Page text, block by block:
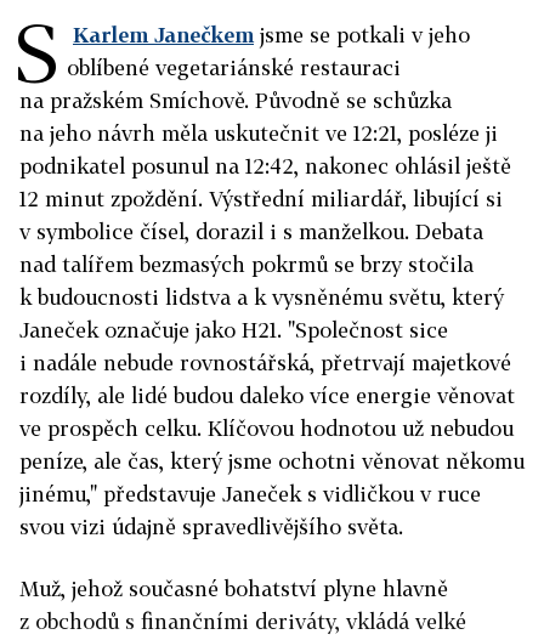
S Karlem Janečkem jsme se potkali v jeho
oblíbené vegetariánské restauraci
na pražském Smíchově. Původně se schůzka
na jeho návrh měla uskutečnit ve 12:21, posléze ji
podnikatel posunul na 12:42, nakonec ohlásil ještě
12 minut zpoždění. Výstřední miliardář, libující si
v symbolice čísel, dorazil i s manželkou. Debata
nad talířem bezmasých pokrmů se brzy stočila
k budoucnosti lidstva a k vysněnému světu, který
Janeček označuje jako H21. "Společnost sice
i nadále nebude rovnostářská, přetrvají majetkové
rozdíly, ale lidé budou daleko více energie věnovat
ve prospěch celku. Klíčovou hodnotou už nebudou
peníze, ale čas, který jsme ochotni věnovat někomu
jinému," představuje Janeček s vidličkou v ruce
svou vizi údajně spravedlivějšího světa.
Muž, jehož současné bohatství plyne hlavně
z obchodů s finančními deriváty, vkládá velké